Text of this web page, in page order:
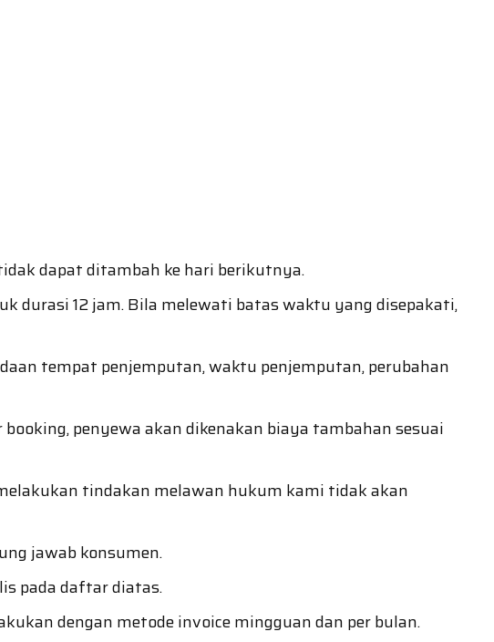
dapat ditambah ke hari berikutnya.
durasi 12 jam. Bila melewati batas waktu yang disepakati,
tempat penjemputan, waktu penjemputan, perubahan
penyewa akan dikenakan biaya tambahan sesuai
tindakan melawan hukum kami tidak akan
jawab konsumen.
pada daftar diatas.
dengan metode invoice mingguan dan per bulan.